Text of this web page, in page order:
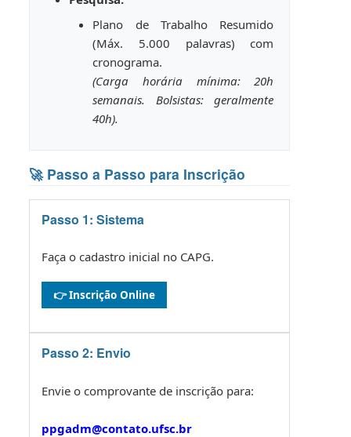
Plano de Trabalho Resumido
(Máx. 5.000 palavras) com
cronograma.
(Carga horária mínima: 20h
semanais. Bolsistas: geralmente
40h).
🚀 Passo a Passo para Inscrição
Passo 1: Sistema
Faça o cadastro inicial no CAPG.
👉 Inscrição Online
Passo 2: Envio
Envie o comprovante de inscrição para:
ppgadm@contato.ufsc.br